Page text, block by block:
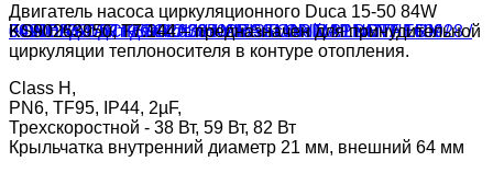
Двигатель насоса циркуляционного Duca 15-50 84W
KS90263950, T7.144 – предназначен для принудительной
циркуляции теплоносителя в контуре отопления.
Class H,
PN6, TF95, IP44, 2µF,
Трехскоростной - 38 Вт, 59 Вт, 82 Вт
Крыльчатка внутренний диаметр 21 мм, внешний 64 мм